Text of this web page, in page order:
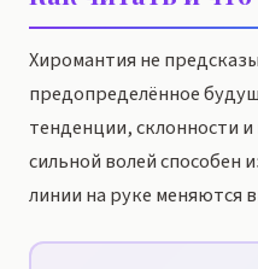
Хиромантия не
предопределённое
тенденции, склонности
сильной волей способен
линии на руке меняются